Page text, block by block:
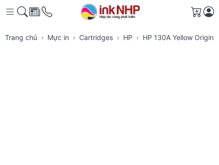
Giỏ
Trang chủ Mực in Cartridges HP HP 130A Yellow